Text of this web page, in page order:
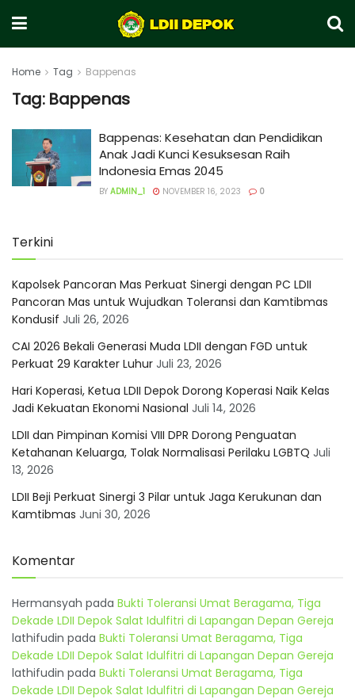
Home Tag Bappenas
Tag: Bappenas
Bappenas: Kesehatan dan Pendidikan
Anak Jadi Kunci Kesuksesan Raih
Indonesia Emas 2045
BY ADMIN_1 NOVEMBER 16, 2023 0
Terkini
Kapolsek Pancoran Mas Perkuat Sinergi dengan PC LDII
Pancoran Mas untuk Wujudkan Toleransi dan Kamtibmas
Kondusif Juli 26, 2026
CAI 2026 Bekali Generasi Muda LDII dengan FGD untuk
Perkuat 29 Karakter Luhur Juli 23, 2026
Hari Koperasi, Ketua LDII Depok Dorong Koperasi Naik Kelas
Jadi Kekuatan Ekonomi Nasional Juli 14, 2026
LDII dan Pimpinan Komisi VIII DPR Dorong Penguatan
Ketahanan Keluarga, Tolak Normalisasi Perilaku LGBTQ Juli
13, 2026
LDII Beji Perkuat Sinergi 3 Pilar untuk Jaga Kerukunan dan
Kamtibmas Juni 30, 2026
Komentar
Hermansyah pada Bukti Toleransi Umat Beragama, Tiga
Dekade LDII Depok Salat Idulfitri di Lapangan Depan Gereja
lathifudin pada Bukti Toleransi Umat Beragama, Tiga
Dekade LDII Depok Salat Idulfitri di Lapangan Depan Gereja
lathifudin pada Bukti Toleransi Umat Beragama, Tiga
Dekade LDII Depok Salat Idulfitri di Lapangan Depan Gereja